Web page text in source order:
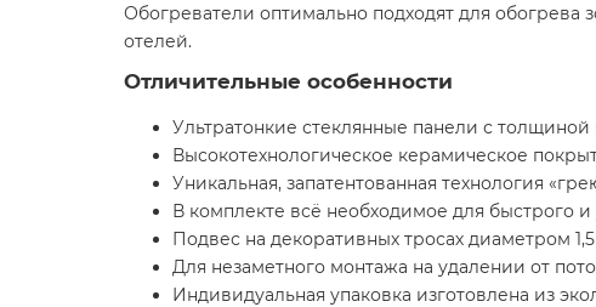
Обогреватели оптимально подходят для
отелей.
Отличительные особенности
Ультратонкие стеклянные панели с толщиной
Высокотехнологическое керамическое
Уникальная, запатентованная технология
В комплекте всё необходимое для быстрого
Подвес на декоративных тросах диаметром
Для незаметного монтажа на удалении от
Индивидуальная упаковка изготовлена из